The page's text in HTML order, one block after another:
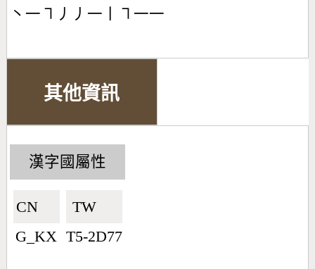
丶一㇕丿丿一丨㇕一一
其他資訊
漢字國屬性
CN🇨🇳
G_KX
TW🇹🇼
T5-2D77